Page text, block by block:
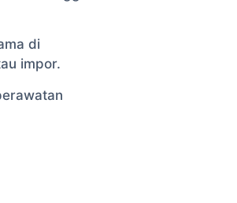
di
impor.